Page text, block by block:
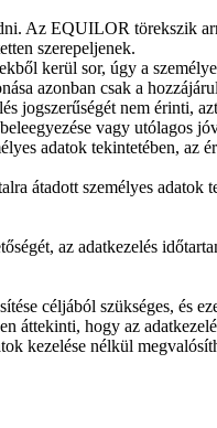
Az EQUILOR törekszik
szerepeljenek.
kerül sor, úgy a
azonban csak a
jogszerűségét nem érinti,
vagy utólagos
adatok tekintetében, az
átadott személyes adatok
az adatkezelés
céljából szükséges, és
áttekinti, hogy az
kezelése nélkül